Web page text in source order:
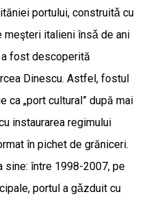
portului, construitǎ cu
meşteri italieni însǎ de ani
a fost descoperită
Dinescu. Astfel, fostul
ca „port cultural” după mai
instaurarea regimului
în pichet de grăniceri.
sine: între 1998-2007, pe
portul a gǎzduit cu